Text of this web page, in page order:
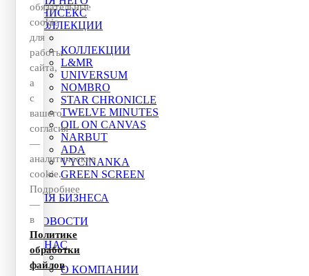
УНИСЕКС
КОЛЛЕКЦИИ
КОЛЛЕКЦИИ
L&MR
UNIVERSUM
NOMBRO
STAR CHRONICLE
TWELVE MINUTES
OIL ON CANVAS
NARBUT
ADA
VYCINANKA
GREEN SCREEN
ДЛЯ БИЗНЕСА
НОВОСТИ
О НАС
О КОМПАНИИ
обязательные
cookie
для
работы
сайта,
а
с
вашего
согласия
—
аналитические
cookie.
Подробнее
—
в
Политике
обработки
файлов